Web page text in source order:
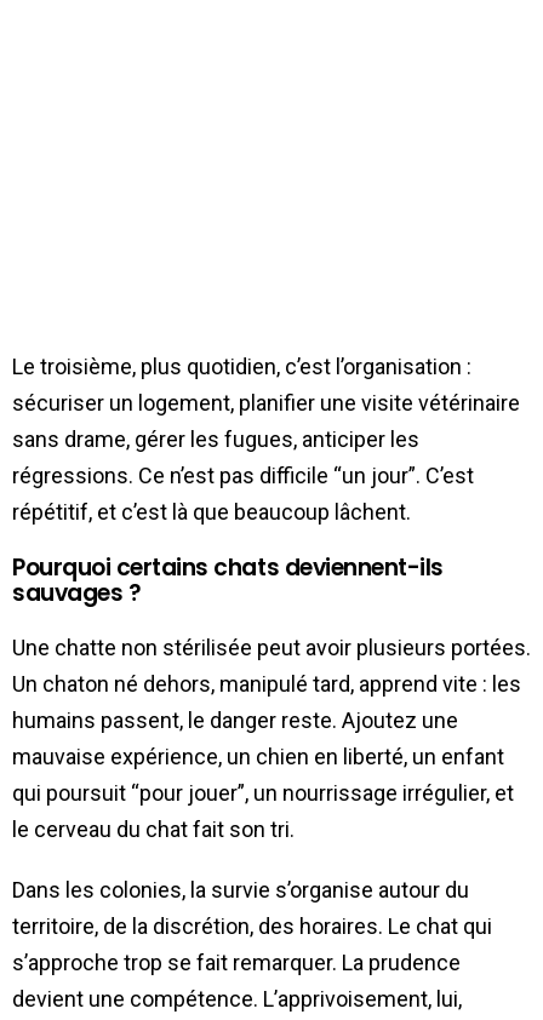
Le troisième, plus quotidien, c’est l’organisation :
sécuriser un logement, planifier une visite vétérinaire
sans drame, gérer les fugues, anticiper les
régressions. Ce n’est pas difficile “un jour”. C’est
répétitif, et c’est là que beaucoup lâchent.
Pourquoi certains chats deviennent-ils
sauvages ?
Une chatte non stérilisée peut avoir plusieurs portées.
Un chaton né dehors, manipulé tard, apprend vite : les
humains passent, le danger reste. Ajoutez une
mauvaise expérience, un chien en liberté, un enfant
qui poursuit “pour jouer”, un nourrissage irrégulier, et
le cerveau du chat fait son tri.
Dans les colonies, la survie s’organise autour du
territoire, de la discrétion, des horaires. Le chat qui
s’approche trop se fait remarquer. La prudence
devient une compétence. L’apprivoisement, lui,